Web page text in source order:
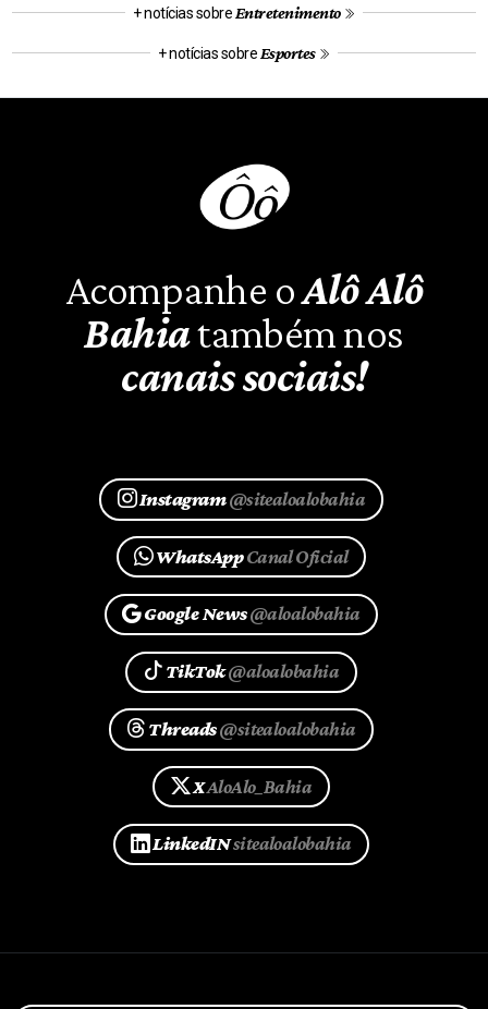
+ notícias sobre Entretenimento
+ notícias sobre Esportes
Acompanhe oAlô Alô
Bahiatambém nos
canais sociais!
Instagram@sitealoalobahia
WhatsAppCanal Oficial
Google News@aloalobahia
TikTok@aloalobahia
Threads@sitealoalobahia
XAloAlo_Bahia
LinkedINsitealoalobahia